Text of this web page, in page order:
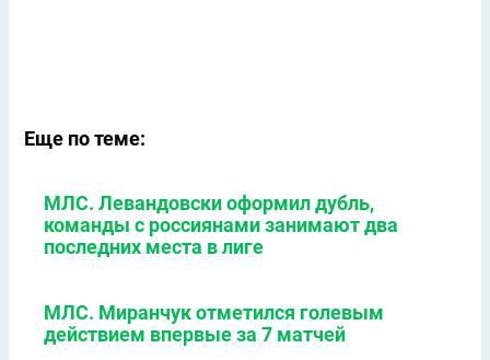
Еще по теме:
МЛС. Левандовски оформил дубль,
команды с россиянами занимают два
последних места в лиге
МЛС. Миранчук отметился голевым
действием впервые за 7 матчей